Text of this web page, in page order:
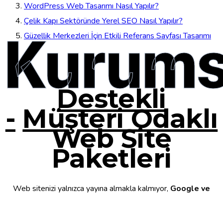
WordPress Web Tasarımı Nasıl Yapılır?
Çelik Kapı Sektöründe Yerel SEO Nasıl Yapılır?
Güzellik Merkezleri İçin Etkili Referans Sayfası Tasarımı
Destekli
- Müşteri Odaklı
Web Site
Paketleri
Web sitenizi yalnızca yayına almakla kalmıyor, Google ve